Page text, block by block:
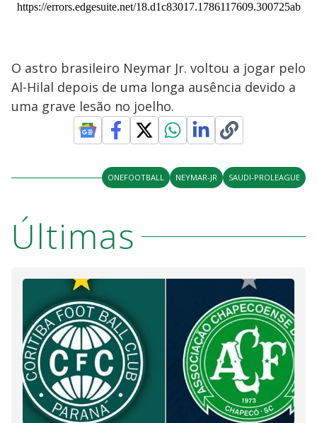
O astro brasileiro Neymar Jr. voltou a jogar pelo
Al-Hilal depois de uma longa ausência devido a
uma grave lesão no joelho.
ONEFOOTBALL NEYMAR-JR SAUDI-PROLEAGUE
Últimas